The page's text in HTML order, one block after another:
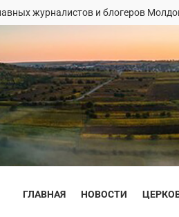
журналистов и блогеров
ГЛАВНАЯ НОВОСТИ